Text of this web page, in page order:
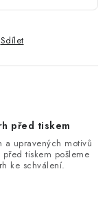
Sdílet
před tiskem
a upravených motivů
tiskem pošleme
ke schválení.